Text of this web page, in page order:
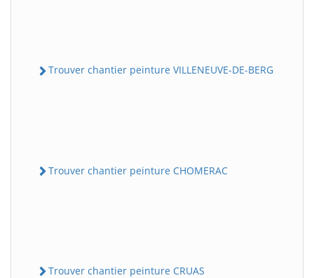
Trouver chantier peinture VILLENEUVE-DE-BERG
Trouver chantier peinture CHOMERAC
Trouver chantier peinture CRUAS